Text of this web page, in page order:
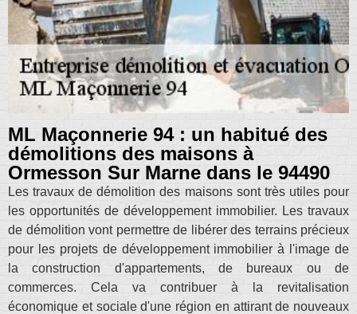
ML Maçonnerie 94 : un habitué des
démolitions des maisons à
Ormesson Sur Marne dans le 94490
Les travaux de démolition des maisons sont très utiles pour
les opportunités de développement immobilier. Les travaux
de démolition vont permettre de libérer des terrains précieux
pour les projets de développement immobilier à l'image de
la construction d'appartements, de bureaux ou de
commerces. Cela va contribuer à la revitalisation
économique et sociale d'une région en attirant de nouveaux